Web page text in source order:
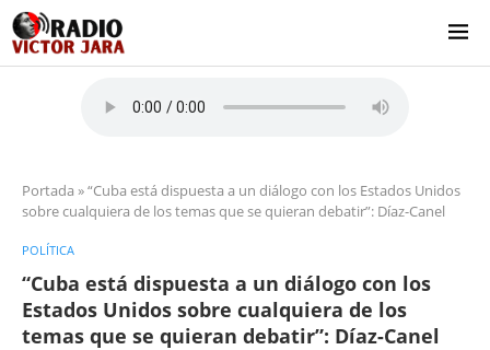
Portada »“Cuba está dispuesta a un diálogo con los Estados Unidos
sobre cualquiera de los temas que se quieran debatir”: Díaz-Canel
POLÍTICA
“Cuba está dispuesta a un diálogo con los
Estados Unidos sobre cualquiera de los
temas que se quieran debatir”: Díaz-Canel